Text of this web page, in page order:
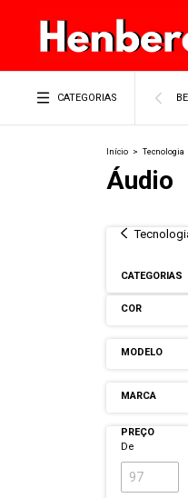
CATEGORIAS
Início > Tecnologia
Áudio
CATEGORIAS
COR
MODELO
MARCA
PREÇO
De